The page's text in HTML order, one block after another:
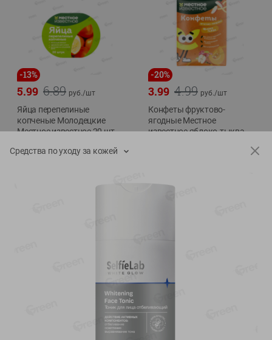
-13%
6.89
5.99 руб./шт
Яйца перепелиные
копченые Молодецкие
Местное известное 20 шт
20шт в уп
-20%
4.99
3.99 руб./шт
Конфеты фруктово-
ягодные Местное
известное яблоко-тыква
Средства по уходу за кожей